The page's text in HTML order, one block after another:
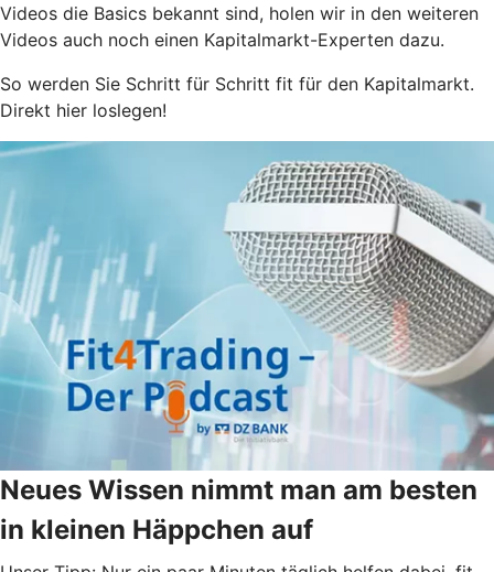
Videos die Basics bekannt sind, holen wir in den weiteren
Videos auch noch einen Kapitalmarkt-Experten dazu.
So werden Sie Schritt für Schritt fit für den Kapitalmarkt.
Direkt hier loslegen!
Neues Wissen nimmt man am besten
in kleinen Häppchen auf